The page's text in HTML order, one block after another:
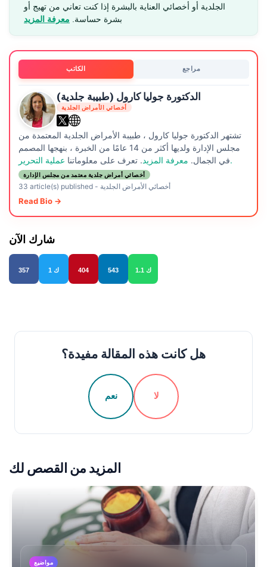
الجلدية أو أخصائي العناية بالبشرة إذا كنت تعاني من تهيج أو
بشرة حساسة. معرفة المزيد
الكاتب مراجع
الدكتورة جوليا كارول (طبيبة جلدية)
أخصائي الأمراض الجلدية
تشتهر الدكتورة جوليا كارول ، طبيبة الأمراض الجلدية المعتمدة من
مجلس الإدارة ولديها أكثر من 14 عامًا من الخبرة ، بنهجها المصمم
في الجمال. معرفة المزيد. تعرف على معلوماتنا عملية التحرير.
أخصائي أمراض جلدية معتمد من مجلس الإدارة
33 article(s) published- أخصائي الأمراض الجلدية
Read Bio →
شارك الآن
357 1 ك 404 543 1.1 ك
هل كانت هذه المقالة مفيدة؟
نعم لا
المزيد من القصص لك
مواضيع